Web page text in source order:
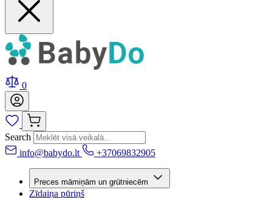
0
Search
info@babydo.lt
+37069832905
Preces māmiņām un grūtniecēm
Zīdaiņa pūriņš